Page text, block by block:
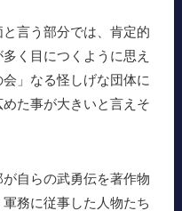
言う部分では、肯定的
く目につくように思え
」なる怪しげな団体に
た事が大きいと言えそ
自らの武勇伝を著作物
務に従事した人物たち